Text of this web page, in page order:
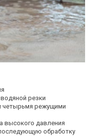
резки
четырьмя режущими
высокого давления
обработку